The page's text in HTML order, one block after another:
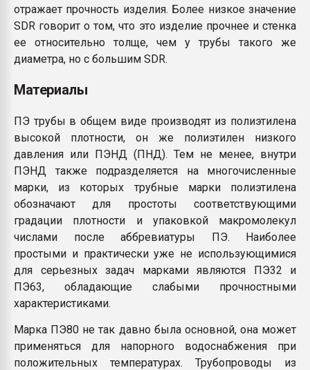
отражает прочность изделия. Более низкое значение
SDR говорит о том, что это изделие прочнее и стенка
ее относительно толще, чем у трубы такого же
диаметра, но с большим SDR.
Материалы
ПЭ трубы в общем виде производят из полиэтилена
высокой плотности, он же полиэтилен низкого
давления или ПЭНД (ПНД). Тем не менее, внутри
ПЭНД также подразделяется на многочисленные
марки, из которых трубные марки полиэтилена
обозначают для простоты соответствующими
градации плотности и упаковкой макромолекул
числами после аббревиатуры ПЭ. Наиболее
простыми и практически уже не использующимися
для серьезных задач марками являются ПЭ32 и
ПЭ63, обладающие слабыми прочностными
характеристиками.
Марка ПЭ80 не так давно была основной, она может
применяться для напорного водоснабжения при
положительных температурах. Трубопроводы из